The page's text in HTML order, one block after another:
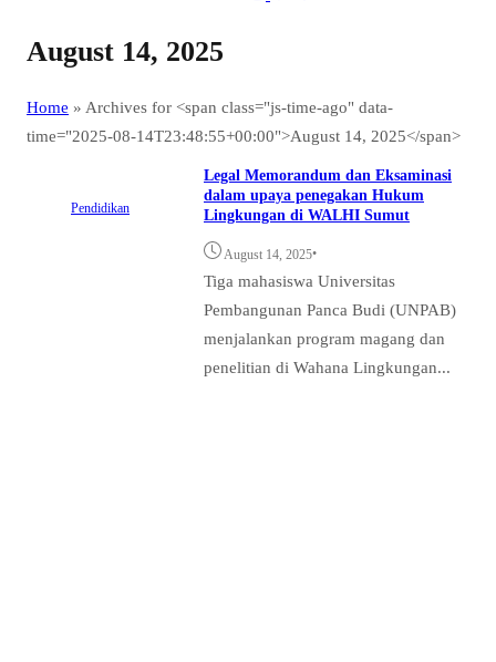
August 14, 2025
Home » Archives for <span class="js-time-ago" data-
time="2025-08-14T23:48:55+00:00">August 14, 2025</span>
Pendidikan
Legal Memorandum dan Eksaminasi
dalam upaya penegakan Hukum
Lingkungan di WALHI Sumut
August 14, 2025•
Tiga mahasiswa Universitas
Pembangunan Panca Budi (UNPAB)
menjalankan program magang dan
penelitian di Wahana Lingkungan...